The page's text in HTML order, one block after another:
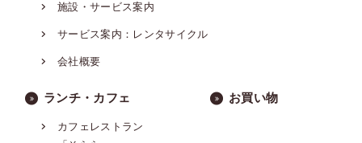
施設・サービス案内
サービス案内：レンタサイクル
会社概要
ランチ・カフェ
カフェレストラン
お買い物